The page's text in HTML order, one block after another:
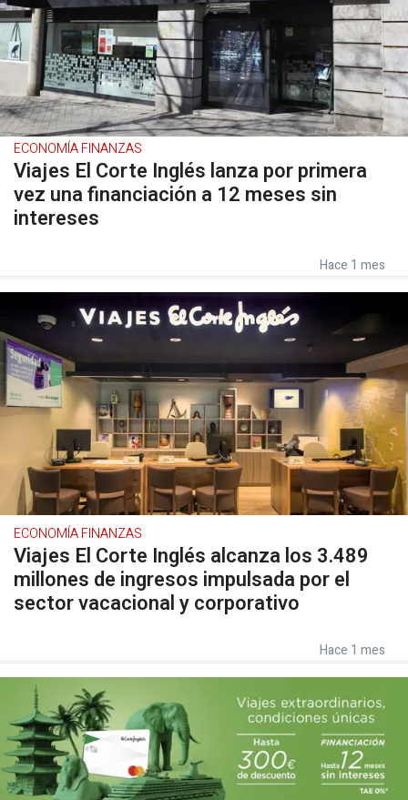
ECONOMÍA FINANZAS
Viajes El Corte Inglés lanza por primera
vez una financiación a 12 meses sin
intereses
Hace 1 mes
ECONOMÍA FINANZAS
Viajes El Corte Inglés alcanza los 3.489
millones de ingresos impulsada por el
sector vacacional y corporativo
Hace 1 mes